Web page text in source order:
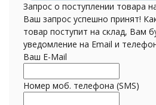
Запрос о поступлении товара
Ваш запрос успешно принят!
товар поступит на склад, Вам
уведомление на Email и
Ваш E-Mail
Номер моб. телефона (SMS)